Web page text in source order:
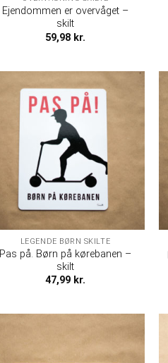
Ejendommen er overvåget –
skilt
59,98 kr.
LEGENDE BØRN SKILTE
Pas på. Børn på kørebanen –
skilt
47,99 kr.